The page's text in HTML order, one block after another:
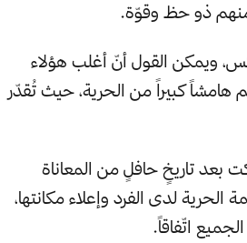
منهم ذو حظ وقوّة.
ويمكن القول أنّ أغلب هؤلاء
هامشاً كبيراً من الحرية، حيث تُقدّر
بعد تاريخٍ حافلٍ من المعاناة
لدى الفرد وإعلاء مكانتها،
اتّفاقاً.